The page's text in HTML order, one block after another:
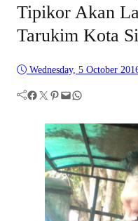
Tipikor Akan
Tarukim Kota
Wednesday, 5 October
Facebook Twitter Pinterest Mail WhatsApp